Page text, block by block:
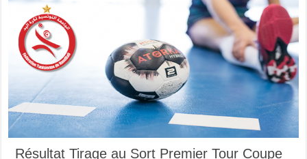
Résultat Tirage au Sort Premier Tour Coupe